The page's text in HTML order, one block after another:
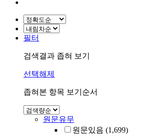
필터
검색결과 좁혀 보기
선택해제
좁혀본 항목 보기순서
원문유무
원문있음 (1,699)